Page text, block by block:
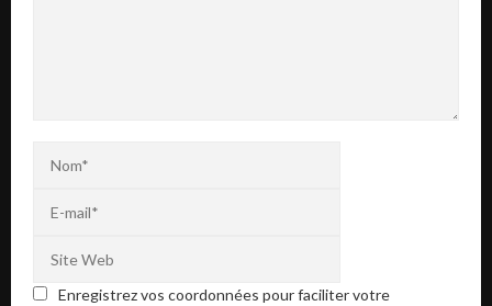
Enregistrez vos coordonnées pour faciliter votre